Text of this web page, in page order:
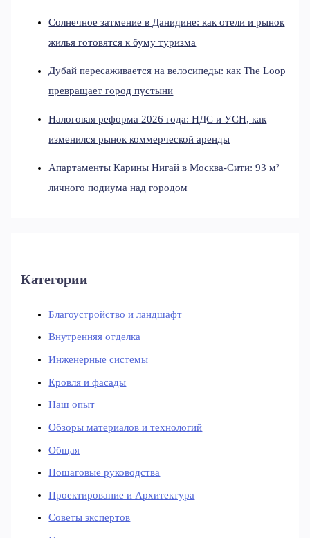
Солнечное затмение в Данидине: как отели и рынок
жилья готовятся к буму туризма
Дубай пересаживается на велосипеды: как The Loop
превращает город пустыни
Налоговая реформа 2026 года: НДС и УСН, как
изменился рынок коммерческой аренды
Апартаменты Карины Нигай в Москва-Сити: 93 м²
личного подиума над городом
Категории
Благоустройство и ландшафт
Внутренняя отделка
Инженерные системы
Кровля и фасады
Наш опыт
Обзоры материалов и технологий
Общая
Пошаговые руководства
Проектирование и Архитектура
Советы экспертов